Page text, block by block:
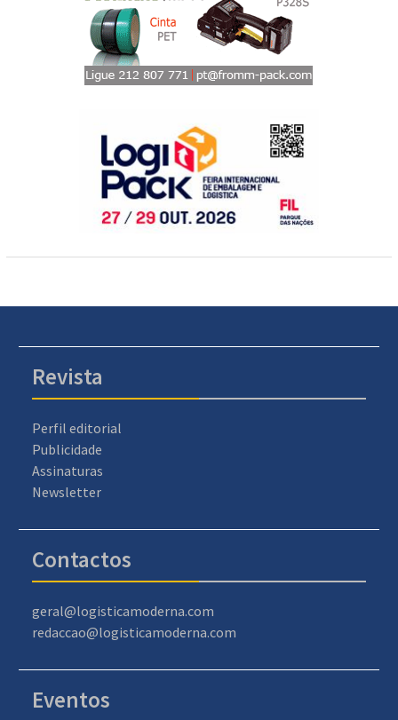
Revista
Perfil editorial
Publicidade
Assinaturas
Newsletter
Contactos
geral@logisticamoderna.com
redaccao@logisticamoderna.com
Eventos